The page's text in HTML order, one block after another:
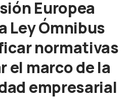
Europea
Ley Ómnibus
normativas
el marco de la
empresarial